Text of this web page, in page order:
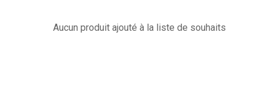
Aucun produit ajouté à la liste de souhaits